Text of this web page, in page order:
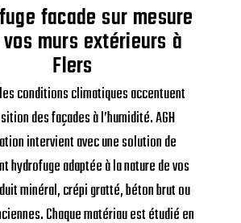
facade sur mesure
murs extérieurs à
Flers
conditions climatiques accentuent
des façades à l’humidité. AGH
intervient avec une solution de
hydrofuge adaptée à la nature de vos
minéral, crépi gratté, béton brut ou
Chaque matériau est étudié en